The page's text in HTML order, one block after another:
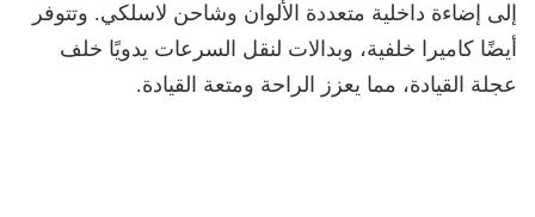
إلى إضاءة داخلية متعددة الألوان وشاحن لاسلكي. وتتوفر
أيضًا كاميرا خلفية، وبدالات لنقل السرعات يدويًا خلف
عجلة القيادة، مما يعزز الراحة ومتعة القيادة.